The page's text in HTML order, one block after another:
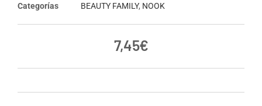
Categorías
BEAUTY FAMILY, NOOK
7,45€